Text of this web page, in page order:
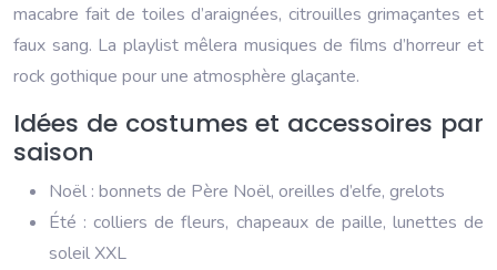
macabre fait de toiles d’araignées, citrouilles grimaçantes et
faux sang. La playlist mêlera musiques de films d’horreur et
rock gothique pour une atmosphère glaçante.
Idées de costumes et accessoires par
saison
Noël : bonnets de Père Noël, oreilles d’elfe, grelots
Été : colliers de fleurs, chapeaux de paille, lunettes de
soleil XXL